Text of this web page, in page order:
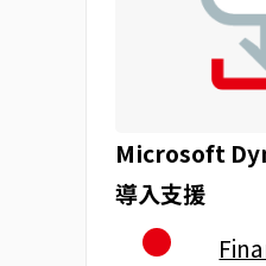
Microsoft
導入支援